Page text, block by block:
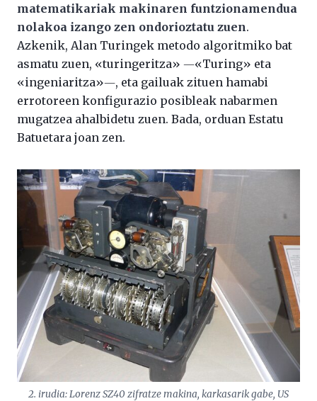
matematikariak makinaren funtzionamendua
nolakoa izango zen ondorioztatu zuen.
Azkenik, Alan Turingek metodo algoritmiko bat
asmatu zuen, «turingeritza» ―«Turing» eta
«ingeniaritza»―, eta gailuak zituen hamabi
errotoreen konfigurazio posibleak nabarmen
mugatzea ahalbidetu zuen. Bada, orduan Estatu
Batuetara joan zen.
2. irudia: Lorenz SZ40 zifratze makina, karkasarik gabe, US